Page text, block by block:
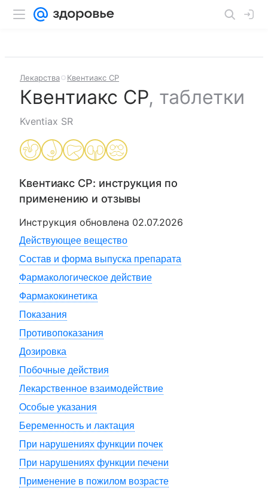
Лекарства Квентиакс СР
Квентиакс СР, таблетки
Kventiax SR
Квентиакс СР: инструкция по
применению и отзывы
Инструкция обновлена 02.07.2026
Действующее вещество
Состав и форма выпуска препарата
Фармакологическое действие
Фармакокинетика
Показания
Противопоказания
Дозировка
Побочные действия
Лекарственное взаимодействие
Особые указания
Беременность и лактация
При нарушениях функции почек
При нарушениях функции печени
Применение в пожилом возрасте